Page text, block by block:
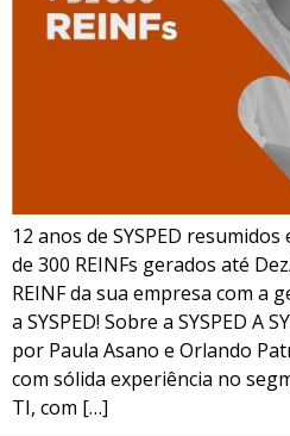
12 anos de SYSPED
de 300 REINFs gerados até
REINF da sua empresa com a
a SYSPED! Sobre a SYSPED A
por Paula Asano e Orlando
com sólida experiência no
TI, com […]